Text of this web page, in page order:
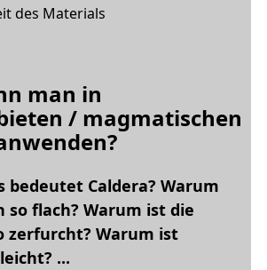
des Materials
man in
/ magmatischen
bedeutet Caldera? Warum
so flach? Warum ist die
zerfurcht? Warum ist
...